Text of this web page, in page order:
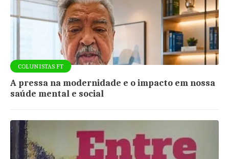
COLUNISTAS FT
A pressa na modernidade e o impacto em nossa
saúde mental e social